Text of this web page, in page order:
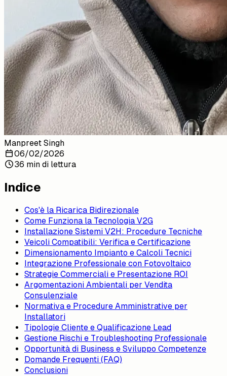
Manpreet Singh
06/02/2026
36 min di lettura
Indice
Cos'è la Ricarica Bidirezionale
Come Funziona la Tecnologia V2G
Installazione Sistemi V2H: Procedure Tecniche
Veicoli Compatibili: Verifica e Certificazione
Dimensionamento Impianto e Calcoli Tecnici
Integrazione Professionale con Fotovoltaico
Strategie Commerciali e Presentazione ROI
Argomentazioni Ambientali per Vendita
Consulenziale
Normativa e Procedure Amministrative per
Installatori
Tipologie Cliente e Qualificazione Lead
Gestione Rischi e Troubleshooting Professionale
Opportunità di Business e Sviluppo Competenze
Domande Frequenti (FAQ)
Conclusioni